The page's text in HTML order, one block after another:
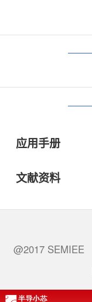
应用手册
文献资料
@2017 SEMIEE